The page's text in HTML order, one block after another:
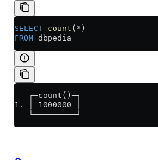
SELECT count ( * )
FROM dbpedia
   ┌─count()─┐
1. │ 1000000 │
   └─────────┘